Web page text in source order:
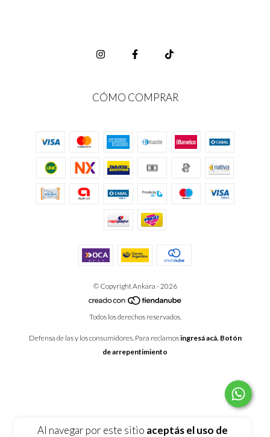
Al navegar por este sitio aceptás el uso de
CÓMO COMPRAR
© Copyright Ankara - 2026
Todos los derechos reservados.
Defensa de las y los consumidores. Para reclamosingresá acá. Botón
de arrepentimiento